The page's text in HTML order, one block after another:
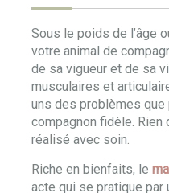
Sous le poids de l’âge
votre animal de
de sa vigueur et de sa
musculaires et
uns des problèmes que
compagnon fidèle. Rien
réalisé avec soin.
Riche en bienfaits, le
acte qui se pratique